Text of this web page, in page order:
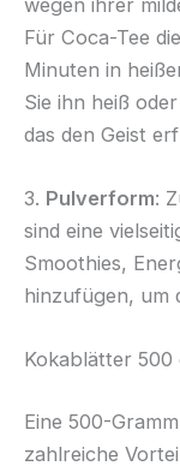
Für Coca-Tee
Minuten in
Sie ihn heiß
das den Geist
3. Pulverform:
sind eine
Smoothies,
hinzufügen, um
Kokablätter 500
Eine 500-
zahlreiche